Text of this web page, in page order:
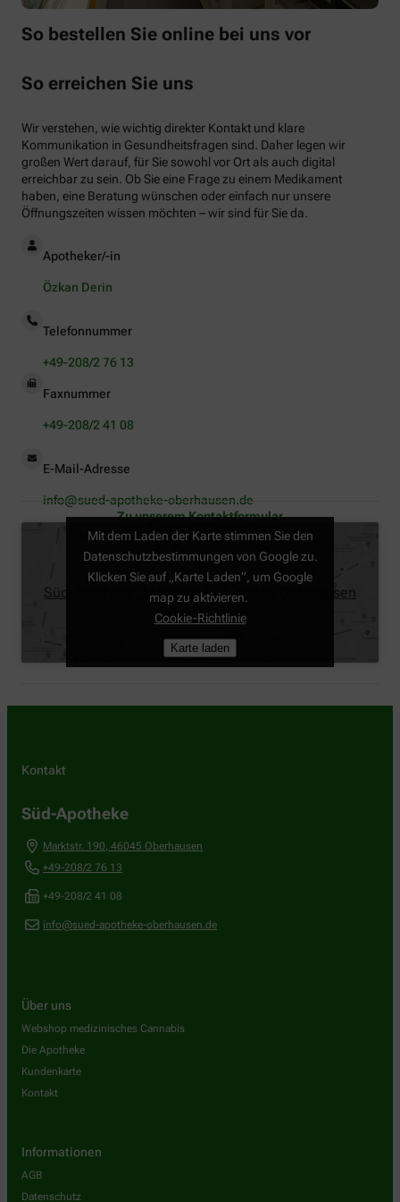
So bestellen Sie online bei uns vor
So erreichen Sie uns
Wir verstehen, wie wichtig direkter Kontakt und klare
Kommunikation in Gesundheitsfragen sind. Daher legen wir
großen Wert darauf, für Sie sowohl vor Ort als auch digital
erreichbar zu sein. Ob Sie eine Frage zu einem Medikament
haben, eine Beratung wünschen oder einfach nur unsere
Öffnungszeiten wissen möchten – wir sind für Sie da.
Apotheker/-in
Özkan Derin
Telefonnummer
+49-208/2 76 13
Faxnummer
+49-208/2 41 08
E-Mail-Adresse
info@sued-apotheke-oberhausen.de
Zu unserem Kontaktformular
Süd-Apotheke, Marktstr. 190, 46045 Oberhausen
Mit dem Laden der Karte stimmen Sie den
Datenschutzbestimmungen von Google zu.
Klicken Sie auf „Karte Laden“, um Google
map zu aktivieren.
Cookie-Richtlinie
Karte laden
Kontakt
Süd-Apotheke
Marktstr. 190, 46045 Oberhausen
+49-208/2 76 13
+49-208/2 41 08
info@sued-apotheke-oberhausen.de
Über uns
Webshop medizinisches Cannabis
Die Apotheke
Kundenkarte
Kontakt
Informationen
AGB
Datenschutz